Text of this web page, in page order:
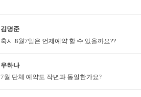
김명준
혹시 8월7일은 언제예약 할 수 있을까요??
우하나
7월 단체 예약도 작년과 동일한가요?